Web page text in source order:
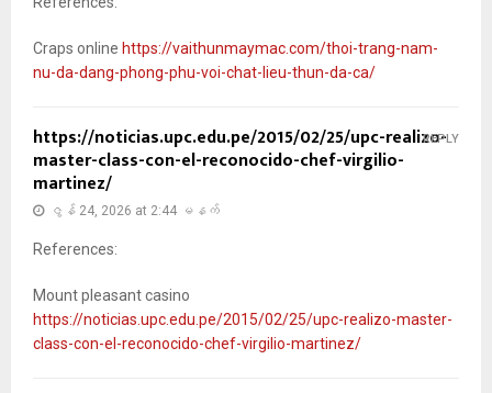
Craps online https://vaithunmaymac.com/thoi-trang-nam-
nu-da-dang-phong-phu-voi-chat-lieu-thun-da-ca/
https://noticias.upc.edu.pe/2015/02/25/upc-realizo-
master-class-con-el-reconocido-chef-virgilio-
martinez/
ဇွန် 24, 2026 at 2:44 မနက်
References:
Mount pleasant casino
https://noticias.upc.edu.pe/2015/02/25/upc-realizo-master-
class-con-el-reconocido-chef-virgilio-martinez/
REPLY